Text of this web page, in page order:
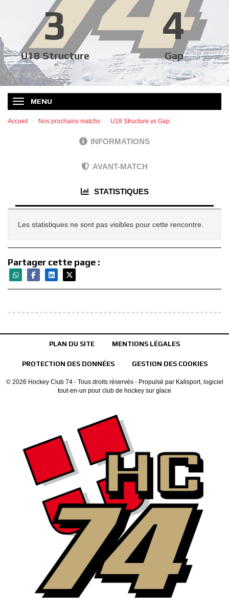
3 4
U18 Structure Gap
MENU
Accueil Nos prochains matchs U18 Structure vs Gap
INFORMATIONS
AVANT-MATCH
STATISTIQUES
Les statistiques ne sont pas visibles pour cette rencontre.
Partager cette page :
PLAN DU SITE MENTIONS LÉGALES
PROTECTION DES DONNÉES GESTION DES COOKIES
© 2026 Hockey Club 74 - Tous droits réservés - Propulsé par Kalisport, logiciel
tout-en-un pour club de hockey sur glace